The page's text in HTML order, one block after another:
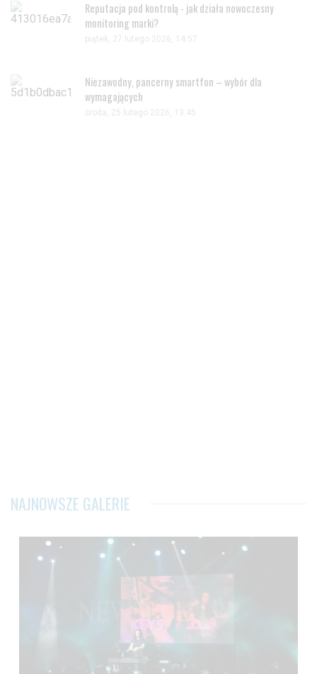
Reputacja pod kontrolą - jak działa nowoczesny
monitoring marki?
piątek, 27 lutego 2026, 14:57
Niezawodny, pancerny smartfon – wybór dla
wymagających
środa, 25 lutego 2026, 13:45
NAJNOWSZE GALERIE